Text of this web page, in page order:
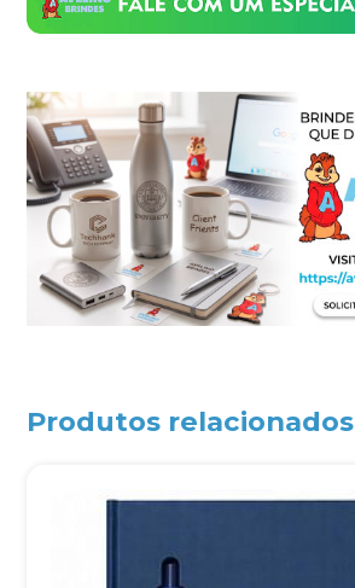
Produtos relacionados